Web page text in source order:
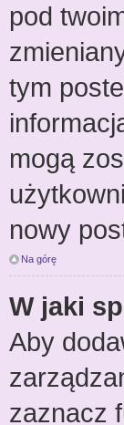
pod
tym
mogą
nowy
Na górę
W jaki
Aby
zaznacz